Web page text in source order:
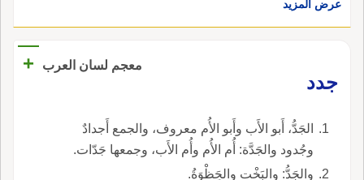
عرض المزيد
معجم لسان العرب
+
جدد
الجَدُّ، أَبو الأَب وأَبو الأُم معروف، والجمع أَجدادٌ
وجُدود والجَدَّة: أُم الأُم وأُم الأَب، وجمعها جَدّات.
والجَدُّ: والبَخْت والحَِظْوَةُ.